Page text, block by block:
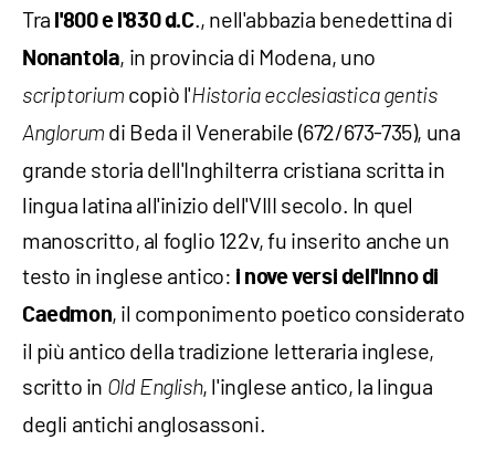
Tra l'800 e l'830 d.C., nell'abbazia benedettina di
Nonantola, in provincia di Modena, uno
scriptorium copiò l'Historia ecclesiastica gentis
Anglorum di Beda il Venerabile (672/673-735), una
grande storia dell'Inghilterra cristiana scritta in
lingua latina all'inizio dell'VIII secolo. In quel
manoscritto, al foglio 122v, fu inserito anche un
testo in inglese antico: i nove versi dell'Inno di
Caedmon, il componimento poetico considerato
il più antico della tradizione letteraria inglese,
scritto in Old English, l'inglese antico, la lingua
degli antichi anglosassoni.